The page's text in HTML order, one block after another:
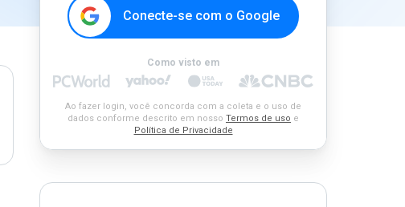
Conecte-se com o Google
Como visto em
Ao fazer login, você concorda com a coleta e o uso de
dados conforme descrito em nosso Termos de uso e
Política de Privacidade